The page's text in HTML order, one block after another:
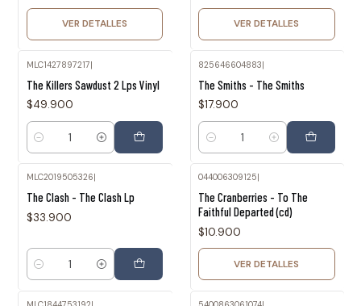
VER DETALLES VER DETALLES
MLC1427897217|
The Killers Sawdust 2 Lps Vinyl
$49.900
Cantidad
825646604883|
The Smiths - The Smiths
$17.900
Cantidad
MLC2019505326
The Clash - The Clash Lp
$33.900
Cantidad
044006309125
The Cranberries - To The
Faithful Departed (cd)
$10.900
VER DETALLES